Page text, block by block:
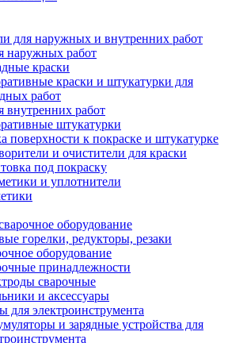
для наружных и внутренних работ
наружных работ
краски
краски и штукатурки для
работ
внутренних работ
штукатурки
поверхности к покраске и штукатурке
и очистители для краски
под покраску
и уплотнители
оборудование
горелки, редукторы, резаки
оборудование
принадлежности
сварочные
и аксессуары
для электроинструмента
и зарядные устройства для